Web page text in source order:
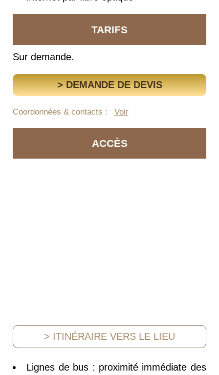
TARIFS
Sur demande.
> DEMANDE DE DEVIS
Coordonnées & contacts : Voir
ACCÈS
> ITINÉRAIRE VERS LE LIEU
Lignes de bus : proximité immédiate des